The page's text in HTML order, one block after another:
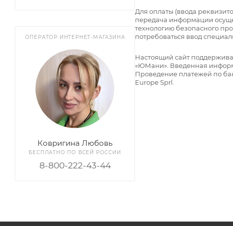
Для оплаты (ввода
передача информации
технологию безопасного
потребоваться ввод
Настоящий сайт
«ЮМани». Введенная
Проведение платежей по
Europe Sprl.
ОПЕРАТОР ИНТЕРНЕТ-МАГАЗИНА
Ковригина Любовь
БЕСПЛАТНО ПО ВСЕЙ РОССИИ
8-800-222-43-44